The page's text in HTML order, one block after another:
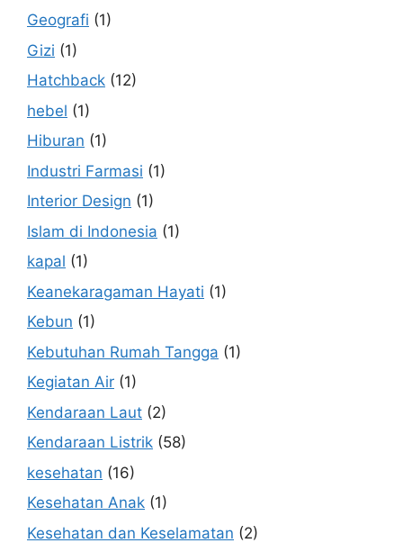
Geografi (1)
Gizi (1)
Hatchback (12)
hebel (1)
Hiburan (1)
Industri Farmasi (1)
Interior Design (1)
Islam di Indonesia (1)
kapal (1)
Keanekaragaman Hayati (1)
Kebun (1)
Kebutuhan Rumah Tangga (1)
Kegiatan Air (1)
Kendaraan Laut (2)
Kendaraan Listrik (58)
kesehatan (16)
Kesehatan Anak (1)
Kesehatan dan Keselamatan (2)